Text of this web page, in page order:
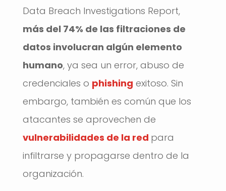
Data Breach Investigations Report,
más del 74% de las filtraciones de
datos involucran algún elemento
humano, ya sea un error, abuso de
credenciales o phishing exitoso. Sin
embargo, también es común que los
atacantes se aprovechen de
vulnerabilidades de la red para
infiltrarse y propagarse dentro de la
organización.